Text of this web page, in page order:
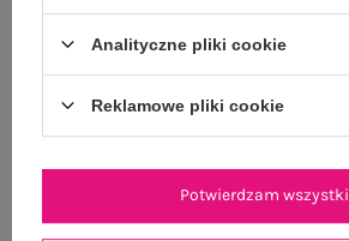
Do darmowej dostawy brakuje
Analityczne pliki cookie
Reklamowe pliki cookie
Potwierdzam